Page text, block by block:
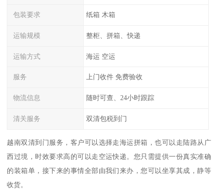
包装要求 纸箱 木箱
运输规模 整柜、拼箱、快递
运输方式 海运 空运
服务 上门收件 免费验收
物流信息 随时可查、24小时跟踪
清关服务 双清包税到门
越南双清到门服务，客户可以选择走海运拼箱，也可以走陆路从广
西过境，时效要求高的可以走空运快递。您只需提供一份真实准确
的装箱单，接下来的事情全部由我们来办，您可以坐享其成，静等
收货。